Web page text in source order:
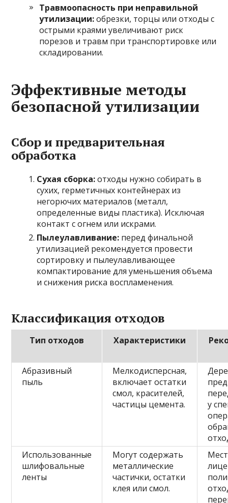
Травмоопасность при неправильной
утилизации:обрезки, торцы или отходы с
острыми краями увеличивают риск
порезов и травм при транспортировке или
складировании.
Эффективные методы
безопасной утилизации
Сбор и предварительная
обработка
Сухая сборка:отходы нужно собирать в
сухих, герметичных контейнерах из
негорючих материалов (металл,
определенные виды пластика). Исключая
контакт с огнем или искрами.
Пылеулавливание: перед финальной
утилизацией рекомендуется провести
сортировку и пылеулавливающее
компактирование для уменьшения объема
и снижения риска воспламенения.
Классификация отходов
Тип отходов Характеристики
Абразивный
пыль
Мелкодисперсная,
включает остатки
смол, красителей,
частицы цемента.
у
Использованные
шлифовальные
ленты
Могут содержать
металлические
частички, остатки
клея или смол.